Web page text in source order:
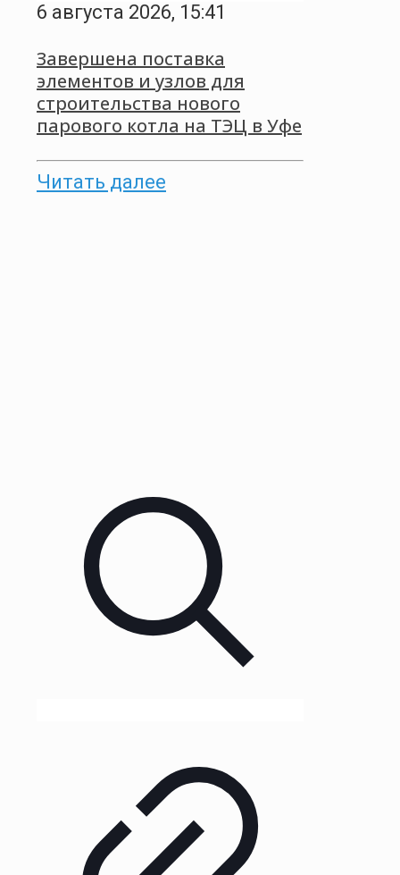
6 августа 2026, 15:41
Завершена поставка
элементов и узлов для
строительства нового
парового котла на ТЭЦ в Уфе
Читать далее